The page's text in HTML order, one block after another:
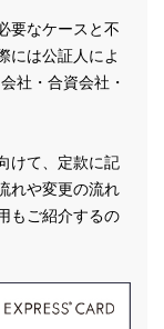
要なケースと不
には公証人によ
社・合資会社・
けて、定款に記
れや変更の流れ
もご紹介するの